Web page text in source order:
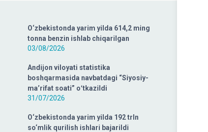
O‘zbekistonda yarim yilda 614,2 ming
tonna benzin ishlab chiqarilgan
03/08/2026
Andijon viloyati statistika
boshqarmasida navbatdagi “Siyosiy-
ma’rifat soati” oʻtkazildi
31/07/2026
O‘zbekistonda yarim yilda 192 trln
so‘mlik qurilish ishlari bajarildi